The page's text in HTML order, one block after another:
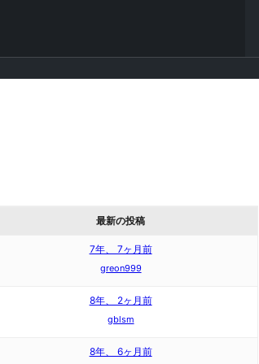
最新の投稿
7年、 7ヶ月前
greon999
8年、 2ヶ月前
gblsm
8年、 6ヶ月前